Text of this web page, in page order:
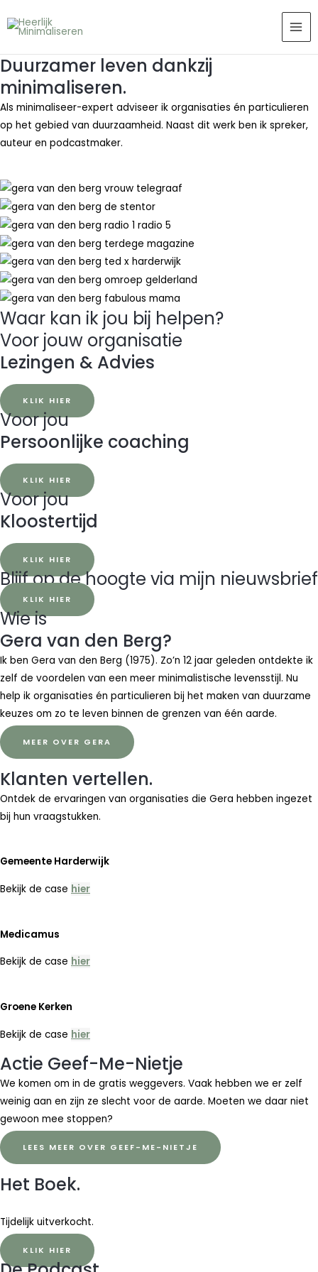
naar
inhoud
Duurzamer leven dankzij
minimaliseren.
Als minimaliseer-expert adviseer ik organisaties én particulieren
op het gebied van duurzaamheid. Naast dit werk ben ik spreker,
auteur en podcastmaker.
Waar kan ik jou bij helpen?
Voor jouw organisatie
Lezingen & Advies
KLIK HIER
Voor jou
Persoonlijke coaching
KLIK HIER
Voor jou
Kloostertijd
KLIK HIER
Blijf op de hoogte via mijn nieuwsbrief
KLIK HIER
Wie is
Gera van den Berg?
Ik ben Gera van den Berg (1975). Zo’n 12 jaar geleden ontdekte ik
zelf de voordelen van een meer minimalistische levensstijl. Nu
help ik organisaties én particulieren bij het maken van duurzame
keuzes om zo te leven binnen de grenzen van één aarde.
MEER OVER GERA
Klanten vertellen.
Ontdek de ervaringen van organisaties die Gera hebben ingezet
bij hun vraagstukken.
Gemeente Harderwijk
Bekijk de case hier
Medicamus
Bekijk de case hier
Groene Kerken
Bekijk de case hier
Actie Geef-Me-Nietje
We komen om in de gratis weggevers. Vaak hebben we er zelf
weinig aan en zijn ze slecht voor de aarde. Moeten we daar niet
gewoon mee stoppen?
LEES MEER OVER GEEF-ME-NIETJE
Het Boek.
Tijdelijk uitverkocht.
KLIK HIER